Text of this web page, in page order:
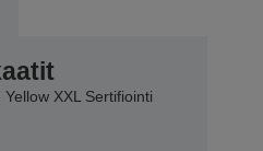
XXL Sertifiointi